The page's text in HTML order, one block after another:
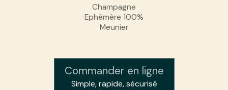
Champagne
Ephémère 100%
Meunier
Commander en ligne
Simple, rapide, sécurisé